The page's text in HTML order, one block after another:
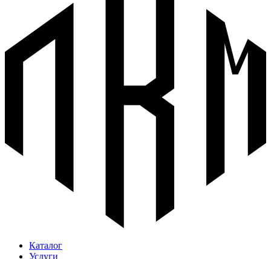
Каталог
Услуги